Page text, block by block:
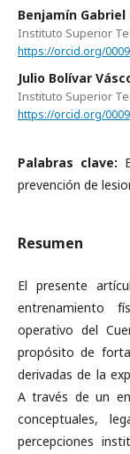
Benjamín
Instituto Superior
https://orcid.org/
Julio Bolívar
Instituto Superior
https://orcid.org/
Palabras clave:
prevención de
Resumen
El presente
entrenamiento
operativo del
propósito de
derivadas de la
A través de un
conceptuales,
percepciones